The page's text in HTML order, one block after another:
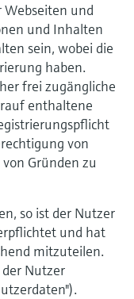
Webseiten und
und Inhalten
sein, wobei die
haben.
frei zugängliche
enthaltene
von
Gründen zu
so ist der Nutzer
und hat
mitzuteilen.
Nutzer